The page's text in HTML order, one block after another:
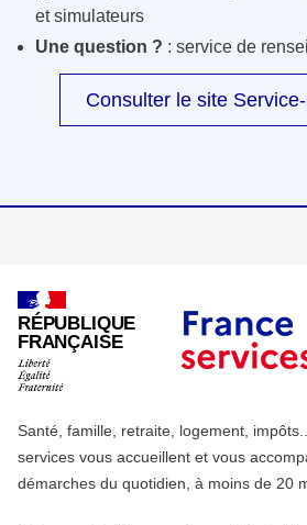
et simulateurs
Une question ? : service de
Consulter le site
RÉPUBLIQUE
FRANÇAISE
Santé, famille, retraite, logement,
services vous accueillent et vous
démarches du quotidien, à moins de 20